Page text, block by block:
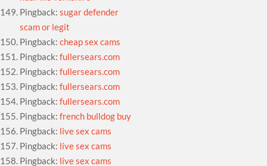
Pingback:sugar defender
scam or legit
Pingback:cheap sex cams
Pingback:fullersears.com
Pingback:fullersears.com
Pingback:fullersears.com
Pingback:fullersears.com
Pingback:french bulldog buy
Pingback: live sex cams
Pingback: live sex cams
Pingback: live sex cams